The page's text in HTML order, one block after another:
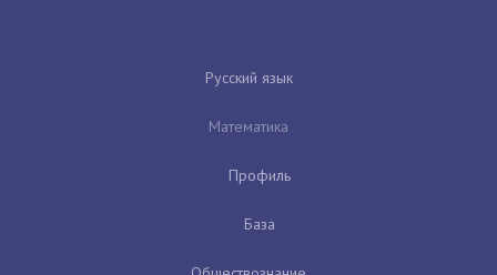
Русский язык
Математика
Профиль
База